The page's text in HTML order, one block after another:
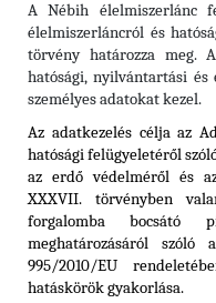
A Nébih élelmiszerlánc
élelmiszerláncról és
törvény határozza meg.
hatósági, nyilvántartási
személyes adatokat kezel.
Az adatkezelés célja az
hatósági felügyeletéről
az erdő védelméről és
XXXVII. törvényben
forgalomba bocsátó
meghatározásáról
995/2010/EU
hatáskörök gyakorlása.